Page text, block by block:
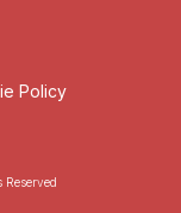
Policy